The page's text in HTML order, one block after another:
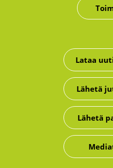
Lataa
Lähetä
Lähetä